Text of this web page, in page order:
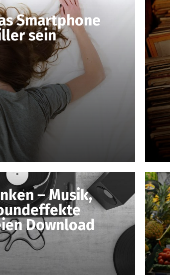
Smartphone
sein
– Musik,
Download